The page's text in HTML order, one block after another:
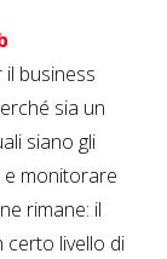
business
sia un
siano gli
monitorare
rimane: il
livello di